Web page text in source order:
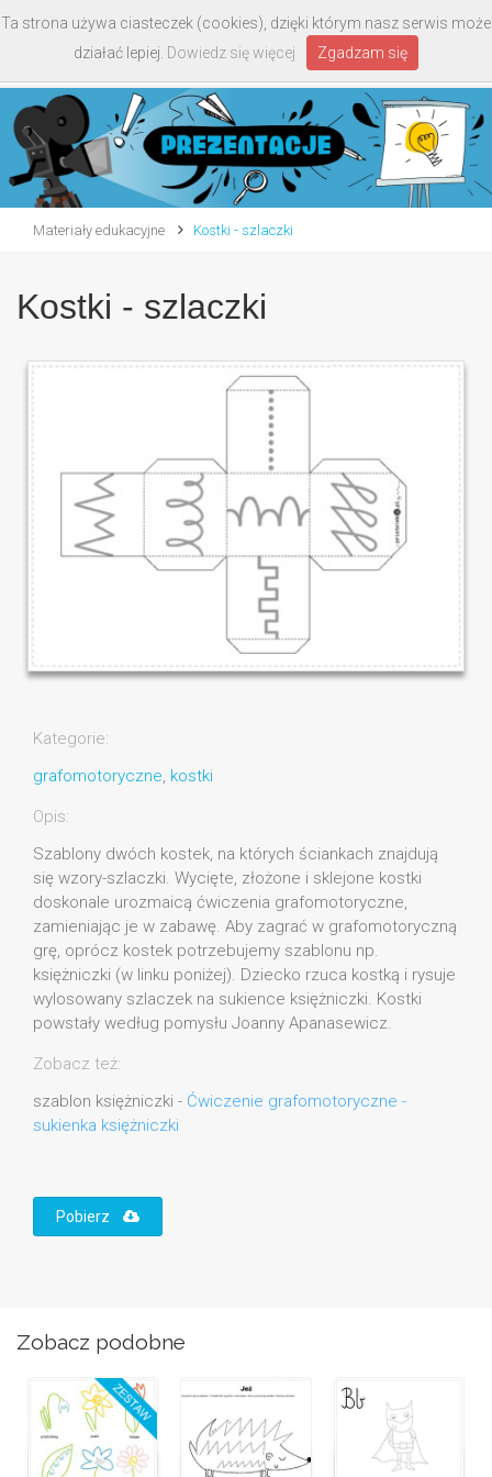
Materiały edukacyjne Kostki - szlaczki
Kostki - szlaczki
Kategorie:
grafomotoryczne, kostki
Opis:
Szablony dwóch kostek, na których ściankach znajdują
się wzory-szlaczki. Wycięte, złożone i sklejone kostki
doskonale urozmaicą ćwiczenia grafomotoryczne,
zamieniając je w zabawę. Aby zagrać w grafomotoryczną
grę, oprócz kostek potrzebujemy szablonu np.
księżniczki (w linku poniżej). Dziecko rzuca kostką i rysuje
wylosowany szlaczek na sukience księżniczki. Kostki
powstały według pomysłu Joanny Apanasewicz.
Zobacz też:
szablon księżniczki - Ćwiczenie grafomotoryczne -
sukienka księżniczki
Pobierz
Zobacz podobne
Ta strona używa ciasteczek (cookies), dzięki którym nasz serwis może
działać lepiej. Dowiedz się więcej Zgadzam się